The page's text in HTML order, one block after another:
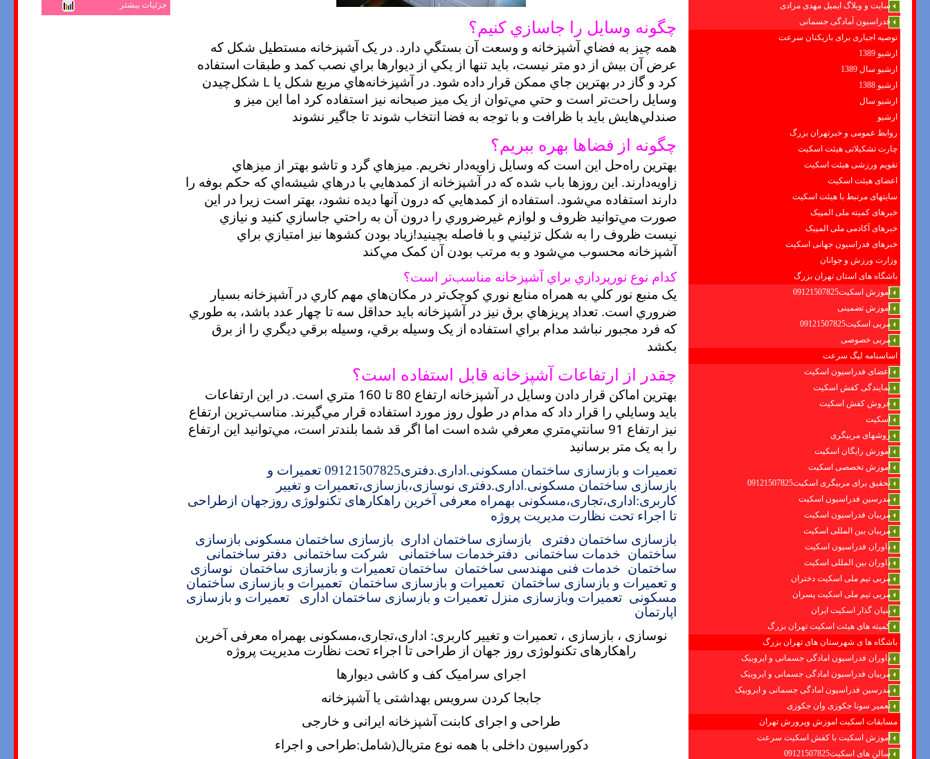
سایت و وبلاگ ایمیل مهدی مرادی
فدراسیون آمادگی جسمانی
توصیه اجباری برای بازیکنان سرعت
ارشیو 1389
ارشیو سال 1389
ارشیو 1388
ارشیو سال
ارشیو
روابط عمومی و خبرتهران بزرگ
چارت تشکیلاتی هیئت اسکیت
تقویم ورزشی هیئت اسکیت
اعضای هیئت اسکیت
سایتهای مرتبط با هیئت اسکیت
خبرهای کمیته ملی المپیک
خبرهای آکادمی ملی المپیک
خبرهای فدراسیون جهانی اسکیت
وزارت ورزش و جوانان
باشگاه های استان تهران بزرگ
آموزش اسکیت09121507825
آموزش تضمینی
مربی اسکیت09121507825
مربی خصوصی
اساسنامه لیگ سرعت
اعضای فدراسیون اسکیت
نمایندگی کفش اسکیت
فروش کفش اسکیت
اسکیت
روشهای مربیگری
اموزش رایگان اسکیت
آموزش تخصصی اسکیت
تحقیق برای مربیگری اسکیت09121507825
مدرسین فدراسیون اسکیت
مربیان فدراسیون اسکیت
مربیان بین المللی اسکیت
داوران فدراسیون اسکیت
داوران بین المللی اسکیت
مربی تیم ملی اسکیت دختران
مربی تیم ملی اسکیت پسران
بنیان گذار اسکیت ایران
کمیته های هیئت اسکیت تهران بزرگ
باشگاه ها ی شهرستان های تهران بزرگ
داوران فدراسیون امادگی جسمانی و ایروبیک
مربیان فدراسیون امادگی جسمانی و ایروبیک
مدرسین فدراسیون امادگی جسمانی و ایروبیک
تعمیر سونا جکوزی وان جکوزی
مسابقات اسکیت اموزش وپرورش تهران
آموزش اسکیت با کفش اسکیت سرعت
سالن های اسکیت09121507825
چگونه وسايل را جاسازي کنيم؟
همه چيز به فضاي آشپزخانه و وسعت آن بستگي دارد. در يک آشپزخانه مستطيل شکل که
عرض آن بيش از دو متر نيست، بايد تنها از يکي از ديوارها براي نصب کمد و طبقات استفاده
کرد و گاز در بهترين جاي ممکن قرار داده شود. در آشپزخانه‌هاي مربع شکل يا
‌شکل‌چيدن
وسايل راحت‌تر است و حتي مي‌توان از يک ميز صبحانه نيز استفاده کرد اما اين ميز و
صندلي‌هايش بايد با ظرافت و با توجه به فضا انتخاب شوند تا جاگير نشوند
چگونه از فضاها بهره ببريم؟
بهترين راه‌حل اين است که وسايل زاويه‌دار نخريم. ميزهاي گرد و تاشو بهتر از ميزهاي
زاويه‌دارند. اين روزها باب شده که در آشپزخانه از کمدهايي با درهاي شيشه‌اي که حکم بوفه را
دارند استفاده مي‌شود. استفاده از کمدهايي که درون آنها ديده نشود، بهتر است زيرا در اين
صورت مي‌توانيد ظروف و لوازم غيرضروري را درون آن به راحتي جاسازي کنيد و نيازي
نيست ظروف را به شکل تزئيني و با فاصله بچينيد!زياد بودن کشوها نيز امتيازي براي
آشپزخانه محسوب مي‌شود و به مرتب بودن آن کمک مي‌کند
کدام نوع نورپردازي براي آشپزخانه مناسب‌تر است؟
يک منبع نور کلي به همراه منابع نوري کوچک‌تر در مکان‌هاي مهم کاري در آشپزخانه بسيار
ضروري است. تعداد پريزهاي برق نيز در آشپزخانه بايد حداقل سه تا چهار عدد باشد، به طوري
که فرد مجبور نباشد مدام براي استفاده از يک وسيله برقي، وسيله برقي ديگري را از برق
بکشد
چقدر از ارتفاعات آشپزخانه قابل استفاده است؟
بهترين اماکن قرار دادن وسايل در آشپزخانه ارتفاع 80 تا 160 متري است. در اين ارتفاعات
بايد وسايلي را قرار داد که مدام در طول روز مورد استفاده قرار مي‌گيرند. مناسب‌ترين ارتفاع
نيز ارتفاع 91 سانتي‌متري معرفي شده است اما اگر قد شما بلندتر است، مي‌توانيد اين ارتفاع
را به يک متر برسانيد
تعمیرات و بازسازی ساختمان مسکونی.اداری.دفتری09121507825
تعمیرات و
بازسازی ساختمان مسکونی.اداری.دفتری نوسازی،بازسازی،تعمیرات و تغییر
کاربری:اداری،تجاری،مسکونی بهمراه معرفی آخرین راهکارهای تکنولوژی روزجهان ازطراحی
تا اجراء تحت نظارت مدیریت پروژه
بازسازی ساختمان دفتری
بازسازی ساختمان اداری بازسازی ساختمان مسکونی بازسازی
ساختمان خدمات ساختمانی دفترخدمات ساختمانی شرکت ساختمانی دفتر ساختمانی
ساختمان خدمات فنی مهندسی ساختمان ساختمان تعمیرات و بازسازی ساختمان نوسازی
و تعمیرات و بازسازی ساختمان تعمیرات و بازسازی ساختمان تعمیرات و بازسازی ساختمان
مسکونی تعمیرات وبازسازی منزل تعمیرات و بازسازی ساختمان اداری
تعمیرات و بازسازی
اپارتمان
نوسازی ، بازسازی ، تعمیرات و تغییر کاربری: اداری،تجاری،مسکونی بهمراه معرفی آخرین
راهکارهای تکنولوژی روز جهان از طراحی تا اجراء تحت نظارت مدیریت پروژه
اجرای سرامیک کف و کاشی دیوارها
جابجا کردن سرویس بهداشتی یا آشپزخانه
طراحی و اجرای کابنت آشپزخانه ایرانی و خارجی
دکوراسیون داخلی با همه نوع متریال(شامل:طراحی و اجراء
جزئیات بیشتر